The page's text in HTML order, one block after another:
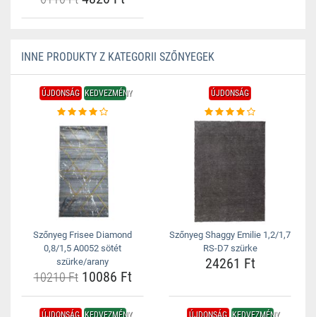
INNE PRODUKTY Z KATEGORII SZŐNYEGEK
ÚJDONSÁG KEDVEZMÉNY
Szőnyeg Frisee Diamond
0,8/1,5 A0052 sötét
szürke/arany
10210 Ft10086 Ft
ÚJDONSÁG
Szőnyeg Shaggy Emilie 1,2/1,7
RS-D7 szürke
24261 Ft
ÚJDONSÁG KEDVEZMÉNY ÚJDONSÁG KEDVEZMÉNY